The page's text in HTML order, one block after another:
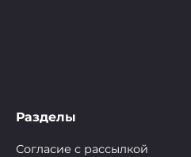
Разделы
Согласие с рассылкой